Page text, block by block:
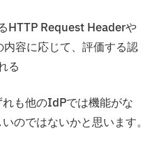
HTTP Request Headerや
容に応じて、評価する認
る
も他のIdPでは機能がな
のではないかと思います。